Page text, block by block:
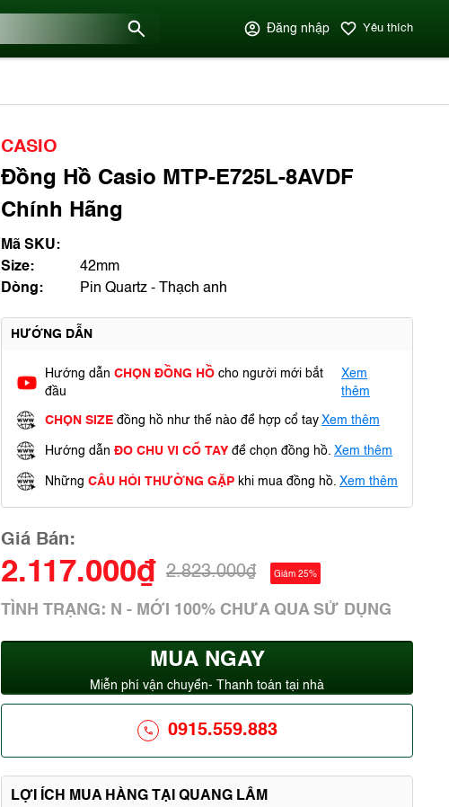
Đăng nhập Yêu thích
CASIO
Đồng Hồ Casio MTP-E725L-8AVDF
Chính Hãng
Mã SKU:
Size:
42mm
Dòng:
Pin Quartz - Thạch anh
HƯỚNG DẪN
Hướng dẫn CHỌN ĐỒNG HỒ cho người mới bắt
đầu
Xem
thêm
CHỌN SIZE đồng hồ như thế nào để hợp cổ tay Xem thêm
Hướng dẫn ĐO CHU VI CỔ TAY để chọn đồng hồ. Xem thêm
Những CÂU HỎI THƯỜNG GẶP khi mua đồng hồ. Xem thêm
Giá Bán:
2.117.000₫ 2.823.000₫ Giảm 25%
TÌNH TRẠNG: N - MỚI 100% CHƯA QUA SỬ DỤNG
MUA NGAY
Miễn phí vận chuyển- Thanh toán tại nhà
0915.559.883
LỢI ÍCH MUA HÀNG TẠI QUANG LÂM